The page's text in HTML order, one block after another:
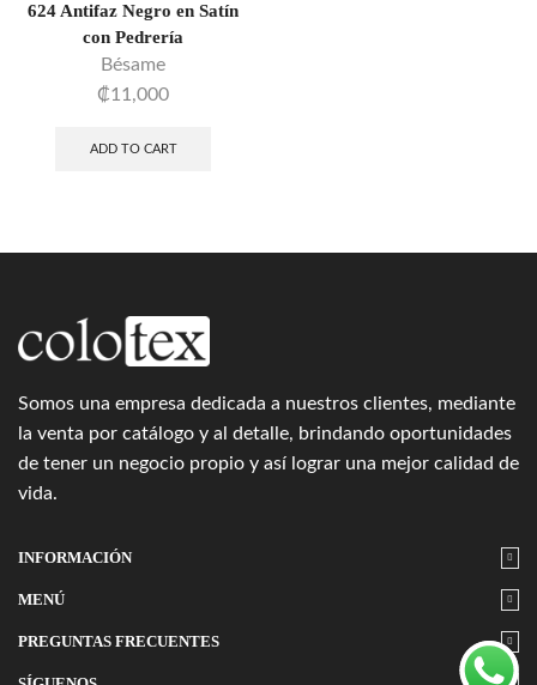
624 Antifaz Negro en Satín
con Pedrería
Bésame
₡11,000
ADD TO CART
Somos una empresa dedicada a nuestros clientes, mediante
la venta por catálogo y al detalle, brindando oportunidades
de tener un negocio propio y así lograr una mejor calidad de
vida.
INFORMACIÓN
MENÚ
PREGUNTAS FRECUENTES